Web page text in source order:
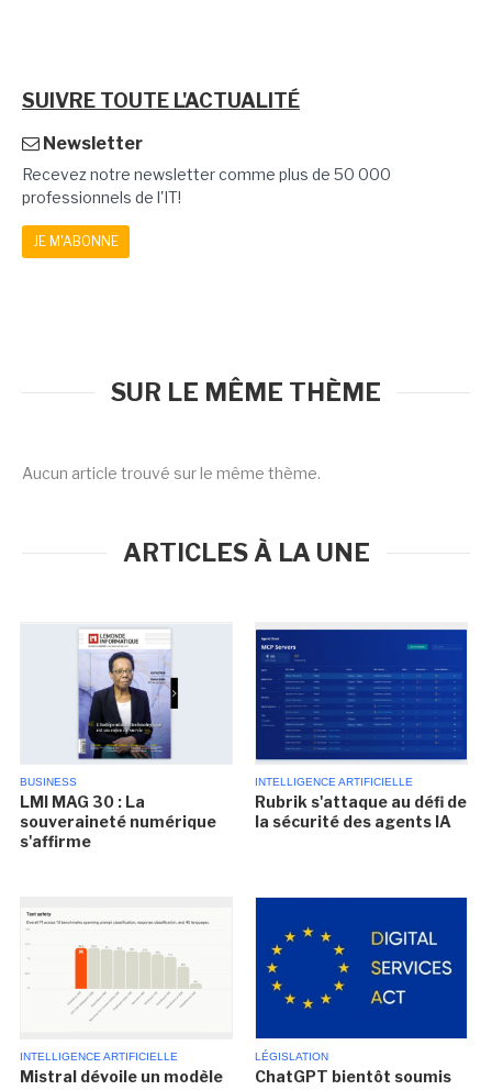
SUIVRE TOUTE L'ACTUALITÉ
Newsletter
Recevez notre newsletter comme plus de 50 000
professionnels de l'IT!
JE M'ABONNE
SUR LE MÊME THÈME
Aucun article trouvé sur le même thème.
ARTICLES À LA UNE
BUSINESS
LMI MAG 30 : La
souveraineté numérique
s'affirme
INTELLIGENCE ARTIFICIELLE
Rubrik s'attaque au défi de
la sécurité des agents IA
INTELLIGENCE ARTIFICIELLE
Mistral dévoile un modèle
LÉGISLATION
ChatGPT bientôt soumis